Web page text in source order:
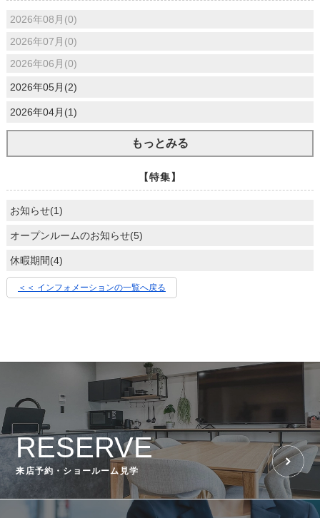
2026年08月(0)
2026年07月(0)
2026年06月(0)
2026年05月(2)
2026年04月(1)
もっとみる
【特集】
お知らせ(1)
オープンルームのお知らせ(5)
休暇期間(4)
＜＜ インフォメーションの一覧へ戻る
RESERVE
来店予約・ショールーム見学